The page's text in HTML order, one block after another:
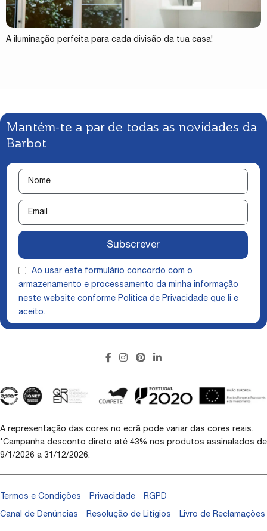
A iluminação perfeita para cada divisão da tua casa!
Mantém-te a par de todas as novidades da
Barbot
Ao usar este formulário concordo com o
armazenamento e processamento da minha informação
neste website conforme Política de Privacidade que li e
aceito.
Subscrever
A representação das cores no ecrã pode variar das cores reais.
*Campanha desconto direto até 43% nos produtos assinalados de
9/1/2026 a 31/12/2026.
Termos e Condições Privacidade RGPD
Canal de Denúncias Resolução de Litígios Livro de Reclamações